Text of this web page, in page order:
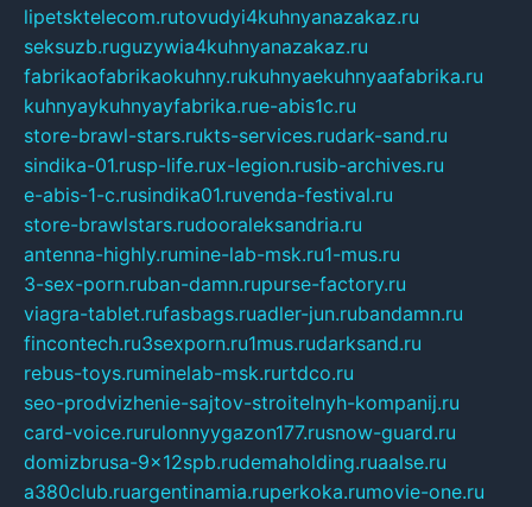
lipetsktelecom.rutovudyi4kuhnyanazakaz.ru
seksuzb.ruguzywia4kuhnyanazakaz.ru
fabrikaofabrikaokuhny.rukuhnyaekuhnyaafabrika.ru
kuhnyaykuhnyayfabrika.rue-abis1c.ru
store-brawl-stars.rukts-services.rudark-sand.ru
sindika-01.rusp-life.rux-legion.rusib-archives.ru
e-abis-1-c.rusindika01.ruvenda-festival.ru
store-brawlstars.rudooraleksandria.ru
antenna-highly.rumine-lab-msk.ru1-mus.ru
3-sex-porn.ruban-damn.rupurse-factory.ru
viagra-tablet.rufasbags.ruadler-jun.rubandamn.ru
fincontech.ru3sexporn.ru1mus.rudarksand.ru
rebus-toys.ruminelab-msk.rurtdco.ru
seo-prodvizhenie-sajtov-stroitelnyh-kompanij.ru
card-voice.rurulonnyygazon177.rusnow-guard.ru
domizbrusa-9x12spb.rudemaholding.ruaalse.ru
a380club.ruargentinamia.ruperkoka.rumovie-one.ru